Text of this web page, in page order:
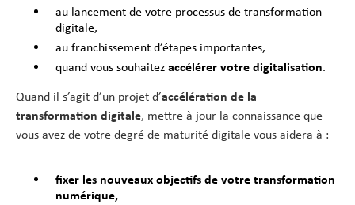
au lancement de votre processus de transformation
digitale,
au franchissement d’étapes importantes,
quand vous souhaitez accélérer votre digitalisation.
Quand il s’agit d’un projet d’accélération de la
transformation digitale, mettre à jour la connaissance que
vous avez de votre degré de maturité digitale vous aidera à :
fixer les nouveaux objectifs de votre transformation
numérique,